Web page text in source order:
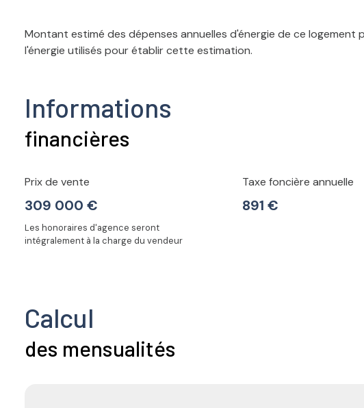
Montant estimé des dépenses annuelles d'énergie de ce
l'énergie utilisés pour établir cette estimation.
Informations
financières
Prix de vente
309 000 €
Les honoraires d'agence seront
intégralement à la charge du vendeur
Taxe foncière annuelle
891 €
Calcul
des mensualités